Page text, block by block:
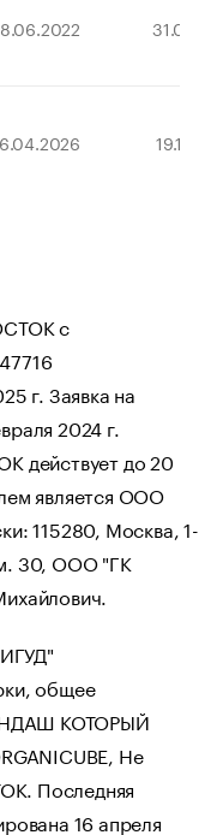
с
г. Заявка на
2024 г.
действует до 20
является ООО
115280, Москва, 1-
30, ООО "ГК
общее
КОТОРЫЙ
Не
Последняя
16 апреля